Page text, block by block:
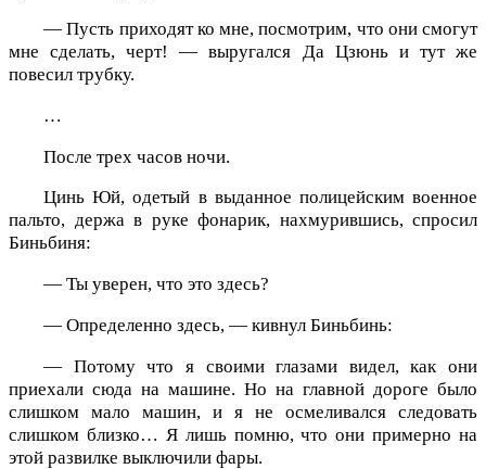
— Пусть приходят ко мне, посмотрим, что они смогут
мне сделать, черт! — выругался Да Цзюнь и тут же
повесил трубку.
…
После трех часов ночи.
Цинь Юй, одетый в выданное полицейским военное
пальто, держа в руке фонарик, нахмурившись, спросил
Биньбиня:
— Ты уверен, что это здесь?
— Определенно здесь, — кивнул Биньбинь:
— Потому что я своими глазами видел, как они
приехали сюда на машине. Но на главной дороге было
слишком мало машин, и я не осмеливался следовать
слишком близко… Я лишь помню, что они примерно на
этой развилке выключили фары.